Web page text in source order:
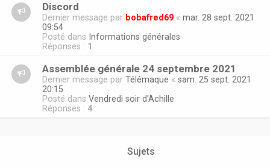
Discord
Dernier message par bobafred69 « mar. 28 sept. 2021
09:54
Posté dans Informations générales
Réponses : 1
Assemblée générale 24 septembre 2021
Dernier message par Télémaque « sam. 25 sept. 2021
20:15
Posté dans Vendredi soir d'Achille
Réponses : 4
Sujets